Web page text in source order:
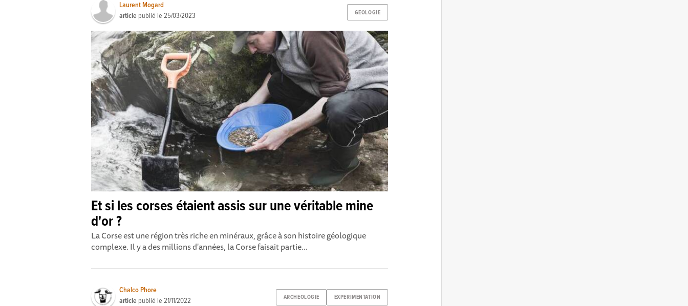
GEOLOGIE
Laurent Mogard
article publié le25/03/2023
Et si les corses étaient assis sur une véritable mine
d'or ?
La Corse est une région très riche en minéraux, grâce à son histoire géologique
complexe. Il y a des millions d'années, la Corse faisait partie...
ARCHEOLOGIE EXPERIMENTATION
Chalco Phore
article publié le21/11/2022